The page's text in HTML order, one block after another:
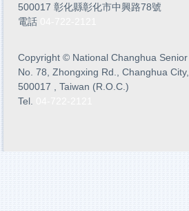
500017 彰化縣彰化市中興路78號
電話
Copyright © National Changhua
No. 78, Zhongxing Rd., Changhua
500017 , Taiwan (R.O.C.)
Tel.